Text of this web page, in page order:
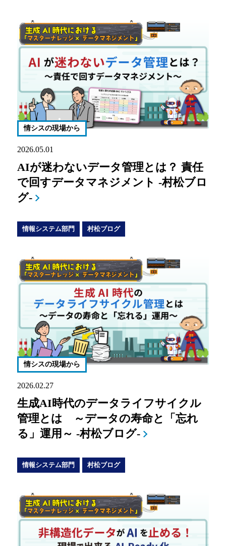
情シスの現場から
2026.05.01
AIが迷わないデータ管理とは？ 責任
で回すデータマネジメント -村松ブロ
グ-
情報システム部門 村松ブログ
情シスの現場から
2026.02.27
生成AI時代のデータライフサイクル
管理とは ～データの寿命と「忘れ
る」運用～ -村松ブログ-
情報システム部門 村松ブログ